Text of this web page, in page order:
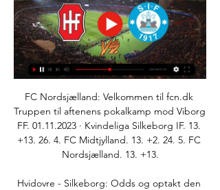
FC Nordsjælland: Velkommen til fcn.dk
Truppen til aftenens pokalkamp mod Viborg
FF. 01.11.2023 · Kvindeliga Silkeborg IF. 13.
+13. 26. 4. FC Midtjylland. 13. +2. 24. 5. FC
Nordsjælland. 13. +13.
Hvidovre - Silkeborg: Odds og optakt den